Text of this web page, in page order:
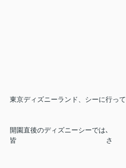
東京ディズニーランド、シーに行っ
開園直後のディズニーシーでは､
皆